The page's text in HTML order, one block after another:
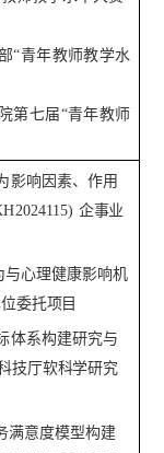
“青年教师教学水
第七届“青年教师
影响因素、作用
企事业
与心理健康影响机
委托项目
体系构建研究与
技厅软科学研究
满意度模型构建